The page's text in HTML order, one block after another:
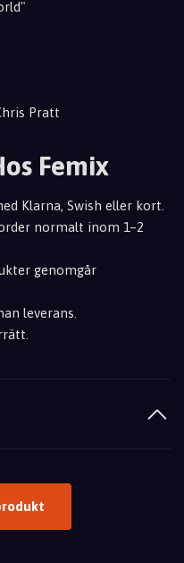
Pratt
Femix
Klarna, Swish eller kort.
normalt inom 1–2
genomgår
leverans.